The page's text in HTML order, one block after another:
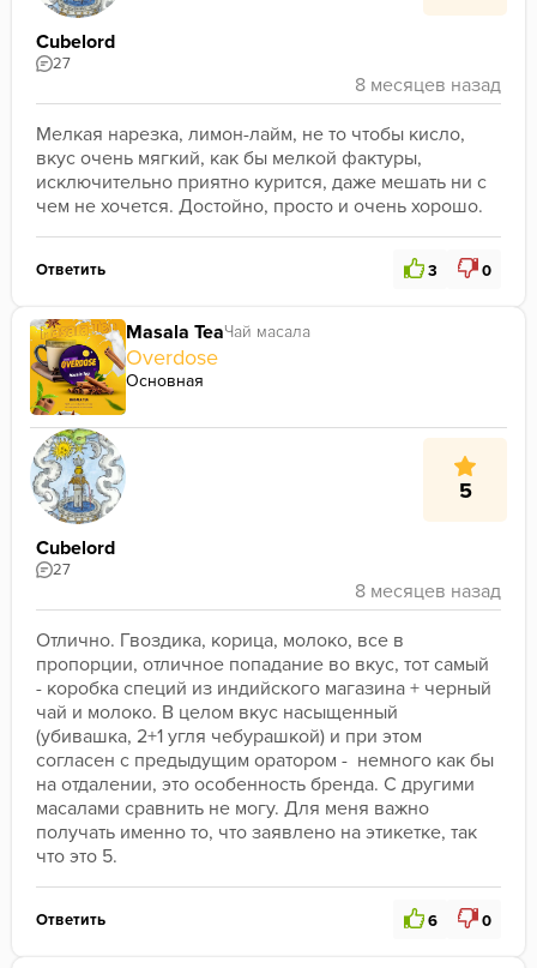
Cubelord
27
Мелкая нарезка, лимон-лайм, не то чтобы кисло,
вкус очень мягкий, как бы мелкой фактуры,
исключительно приятно курится, даже мешать ни с
чем не хочется. Достойно, просто и очень хорошо.
Ответить 3 0
Masala TeaЧай масала
Overdose
Основная
5
Cubelord
27
Отлично. Гвоздика, корица, молоко, все в
пропорции, отличное попадание во вкус, тот самый
- коробка специй из индийского магазина + черный
чай и молоко. В целом вкус насыщенный
(убивашка, 2+1 угля чебурашкой) и при этом
согласен с предыдущим оратором -  немного как бы
на отдалении, это особенность бренда. С другими
масалами сравнить не могу. Для меня важно
получать именно то, что заявлено на этикетке, так
что это 5.
Ответить 6 0